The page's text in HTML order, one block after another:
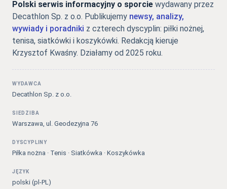
Polski serwis informacyjny o sporcie wydawany przez
Decathlon Sp. z o.o. Publikujemy newsy, analizy,
wywiady i poradniki z czterech dyscyplin: piłki nożnej,
tenisa, siatkówki i koszykówki. Redakcją kieruje
Krzysztof Kwaśny. Działamy od 2025 roku.
WYDAWCA
Decathlon Sp. z o.o.
SIEDZIBA
Warszawa, ul. Geodezyjna 76
DYSCYPLINY
Piłka nożna · Tenis · Siatkówka · Koszykówka
JĘZYK
polski (pl-PL)